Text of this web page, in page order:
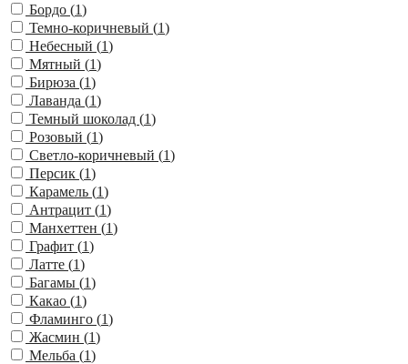
Бордо (1)
Темно-коричневый (1)
Небесный (1)
Мятный (1)
Бирюза (1)
Лаванда (1)
Темный шоколад (1)
Розовый (1)
Светло-коричневый (1)
Персик (1)
Карамель (1)
Антрацит (1)
Манхеттен (1)
Графит (1)
Латте (1)
Багамы (1)
Какао (1)
Фламинго (1)
Жасмин (1)
Мельба (1)